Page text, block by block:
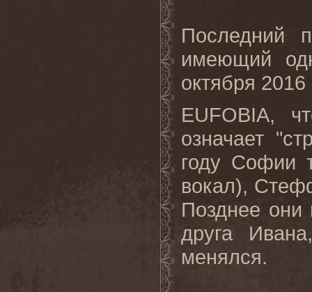
Последний
имеющий
октября
EUFOBIA,
означает
году Софии
вокал),
Позднее они
друга
менялся.